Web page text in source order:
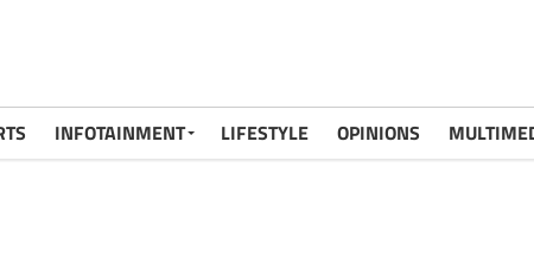
INFOTAINMENT LIFESTYLE OPINIONS